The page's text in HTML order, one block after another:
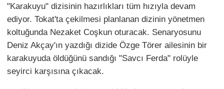
"Karakuyu" dizisinin hazırlıkları tüm hızıyla devam
ediyor. Tokat'ta çekilmesi planlanan dizinin yönetmen
koltuğunda Nezaket Coşkun oturacak. Senaryosunu
Deniz Akçay'ın yazdığı dizide Özge Törer ailesinin bir
karakuyuda öldüğünü sandığı "Savcı Ferda" rolüyle
seyirci karşısına çıkacak.